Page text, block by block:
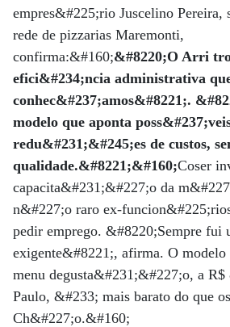
empres&#225;rio Juscelino Pereira,
rede de pizzarias Maremonti,
confirma:&#160;&#8220;O Arri
efici&#234;ncia administrativa
conhec&#237;amos&#8221;.
modelo que aponta
redu&#231;&#245;es de custos,
qualidade.&#8221;&#160;Coser
capacita&#231;&#227;o da
n&#227;o raro ex-
pedir emprego. &#8220;Sempre fui
exigente&#8221;, afirma. O modelo
menu degusta&#231;&#227;o, a
Paulo, &#233; mais barato do que
Ch&#227;o.&#160;